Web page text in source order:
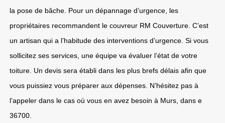
la pose de bâche. Pour un dépannage d’urgence, les
propriétaires recommandent le couvreur RM Couverture. C’est
un artisan qui a l’habitude des interventions d’urgence. Si vous
sollicitez ses services, une équipe va évaluer l’état de votre
toiture. Un devis sera établi dans les plus brefs délais afin que
vous puissiez vous préparer aux dépenses. N’hésitez pas à
l’appeler dans le cas où vous en avez besoin à Murs, dans e
36700.